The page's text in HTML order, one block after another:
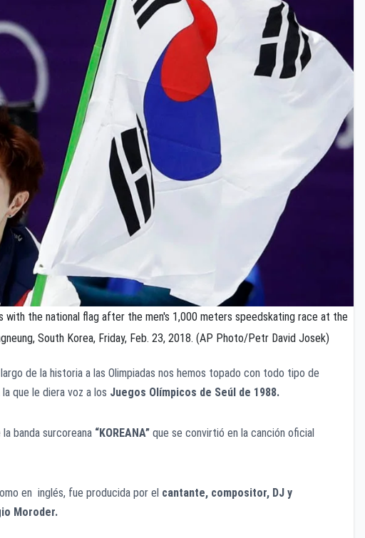
with the national flag after the men's 1,000 meters speedskating race at the
South Korea, Friday, Feb. 23, 2018. (AP Photo/Petr David Josek)
de la historia a las Olimpiadas nos hemos topado con todo tipo de
que le diera voz a los Juegos Olímpicos de Seúl de 1988.
banda surcoreana “KOREANA” que se convirtió en la canción oficial
en inglés, fue producida por el cantante, compositor, DJ y
Moroder.